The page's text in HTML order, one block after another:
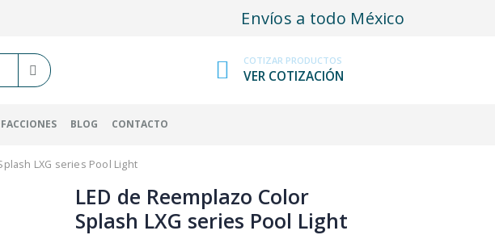
Envíos a todo México
COTIZAR PRODUCTOS
VER COTIZACIÓN
BLOG CONTACTO
LXG series Pool Light
LED de Reemplazo Color
Splash LXG series Pool Light